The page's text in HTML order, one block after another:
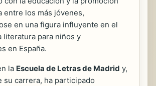
entre los más jóvenes,
en una figura influyente en el
literatura para niños y
en España.
la Escuela de Letras de Madrid y,
su carrera, ha participado